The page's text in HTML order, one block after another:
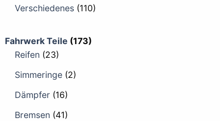
Verschiedenes (110)
Fahrwerk Teile (173)
Reifen (23)
Simmeringe (2)
Dämpfer (16)
Bremsen (41)